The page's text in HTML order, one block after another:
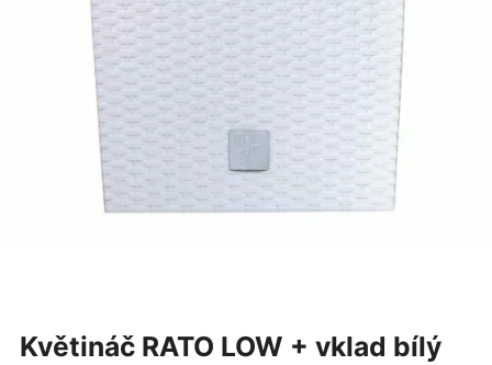
Květináč RATO LOW + vklad bílý